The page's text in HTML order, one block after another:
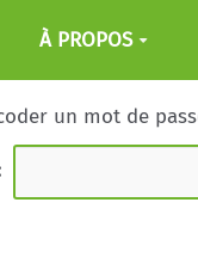
À PROPOS
un mot de